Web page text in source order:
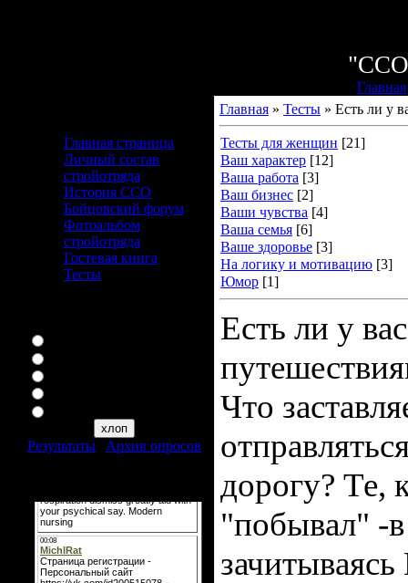
Главная
Главная страница
Личный состав
стройотряда
История ССО
Бойцовский форум
Фотоальбом
стройотряда
Гостевая книга
Тесты
Результаты
Архив опросов
Главная » Тесты » Есть ли у
Тесты для женщин [21]
Ваш характер [12]
Ваша работа [3]
Ваш бизнес [2]
Ваши чувства [4]
Ваша семья [6]
Ваше здоровье [3]
На логику и мотивацию [3]
Юмор [1]
Есть ли у
Что
дорогу? Те,
"побывал" -